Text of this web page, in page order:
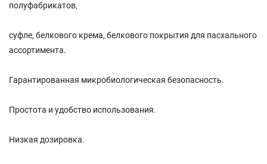
полуфабрикатов,
суфле, белкового крема, белкового покрытия для пасхального
ассортимента.
Гарантированная микробиологическая безопасность.
Простота и удобство использования.
Низкая дозировка.